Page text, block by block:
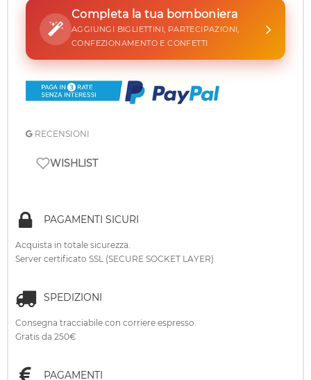
Completa la tua bomboniera
AGGIUNGI BIGLIETTINI, PARTECIPAZIONI,
CONFEZIONAMENTO E CONFETTI
RECENSIONI
WISHLIST
PAGAMENTI SICURI
Acquista in totale sicurezza.
Server certificato SSL (SECURE SOCKET LAYER)
SPEDIZIONI
Consegna tracciabile con corriere espresso.
Gratis da 250€
PAGAMENTI